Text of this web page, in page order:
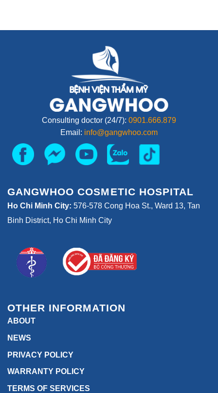
Consulting doctor (24/7): 0901.666.879
Email: info@gangwhoo.com
GANGWHOO COSMETIC HOSPITAL
Ho Chi Minh City: 576-578 Cong Hoa St., Ward 13, Tan
Binh District, Ho Chi Minh City
OTHER INFORMATION
ABOUT
NEWS
PRIVACY POLICY
WARRANTY POLICY
TERMS OF SERVICES